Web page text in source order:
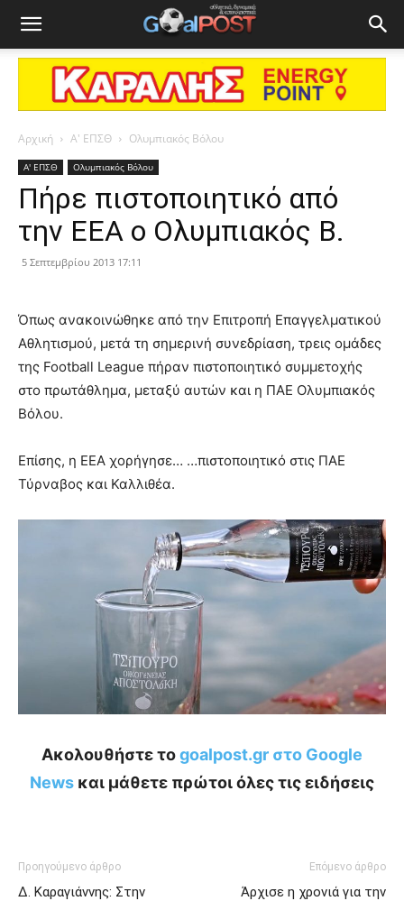
Αρχική Α' ΕΠΣΘ Ολυμπιακός Βόλου
Α' ΕΠΣΘ Ολυμπιακός Βόλου
Πήρε πιστοποιητικό από
την ΕΕΑ ο Ολυμπιακός Β.
5 Σεπτεμβρίου 2013 17:11
Όπως ανακοινώθηκε από την Επιτροπή Επαγγελματικού
Αθλητισμού, μετά τη σημερινή συνεδρίαση, τρεις ομάδες
της Football League πήραν πιστοποιητικό συμμετοχής
στο πρωτάθλημα, μεταξύ αυτών και η ΠΑΕ Ολυμπιακός
Βόλου.
Επίσης, η ΕΕΑ χορήγησε… …πιστοποιητικό στις ΠΑΕ
Τύρναβος και Καλλιθέα.
Ακολουθήστε τοgoalpost.gr στο Google
News και μάθετε πρώτοι όλες τις ειδήσεις
Προηγούμενο άρθρο
Δ. Καραγιάννης: Στην
Επόμενο άρθρο
Άρχισε η χρονιά για την